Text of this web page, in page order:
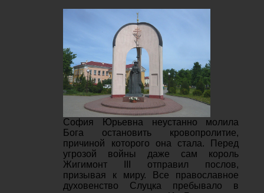
София Юрьевна неустанно молила
Бога остановить кровопролитие,
причиной которого она стала. Перед
угрозой войны даже сам король
Жигимонт III отправил послов,
призывая к миру. Все православное
духовенство Слуцка пребывало в